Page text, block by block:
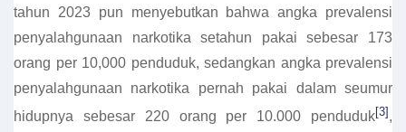
tahun 2023 pun menyebutkan bahwa angka prevalensi
penyalahgunaan narkotika setahun pakai sebesar 173
orang per 10,000 penduduk, sedangkan angka prevalensi
penyalahgunaan narkotika pernah pakai dalam seumur
hidupnya sebesar 220 orang per 10.000 penduduk[3],